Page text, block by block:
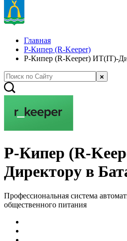
Главная
Р-Кипер (R-Keeper)
Р-Кипер (R-Keeper) ИТ(IT)-
Р-Кипер (R-
Директору в
Профессиональная система
общественного питания